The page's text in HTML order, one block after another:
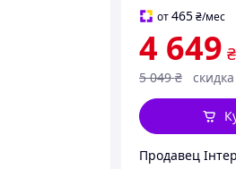
от465 ₴/мес
4 649 ₴
5 049 ₴
Продавец